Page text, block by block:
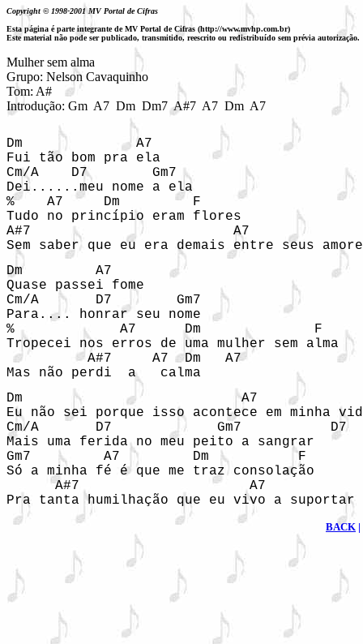
Copyright © 1998-2001 MV Portal de Cifras
Esta página é parte integrante de MV Portal de Cifras (http://www.mvhp.com.br)
Este material não pode ser publicado, transmitido, reescrito ou redistribuído sem prévia autorização.
Mulher sem alma
Grupo: Nelson Cavaquinho
Tom: A#
Introdução: Gm  A7  Dm  Dm7  A#7  A7  Dm  A7
Dm              A7
Fui tão bom pra ela
Cm/A    D7        Gm7
Dei......meu nome a ela
%    A7     Dm         F
Tudo no princípio eram flores
A#7                         A7
Sem saber que eu era demais entre seus
Dm         A7
Quase passei fome
Cm/A       D7        Gm7
Para.... honrar seu nome
%             A7      Dm              F
Tropecei nos erros de uma mulher sem alma
          A#7     A7  Dm   A7
Mas não perdi  a   calma
Dm                           A7
Eu não sei porque isso acontece em minha
Cm/A       D7             Gm7           D7
Mais uma ferida no meu peito a sangrar
Gm7         A7         Dm           F
Só a minha fé é que me traz consolação
      A#7                     A7
Pra tanta humilhação que eu vivo a suportar
BACK |